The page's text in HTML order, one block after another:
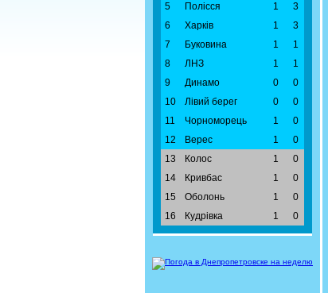
5
Полісся 1
3
6
Харків 1
3
7
Буковина 1
1
8
ЛНЗ 1
1
9
Динамо 0
0
10
Лівий берег 0
0
11
Чорноморець 1
0
12
Верес 1
0
13
Колос 1
0
14
Кривбас 1
0
15
Оболонь 1
0
16
Кудрівка 1 0